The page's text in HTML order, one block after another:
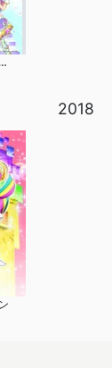
キラッとプリ☆チャン シーズン3
2018